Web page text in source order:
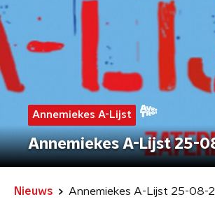
Annemiekes A-Lijst
Annemiekes A-Lijst 25-
Nieuws Annemiekes A-Lijst 25-08-